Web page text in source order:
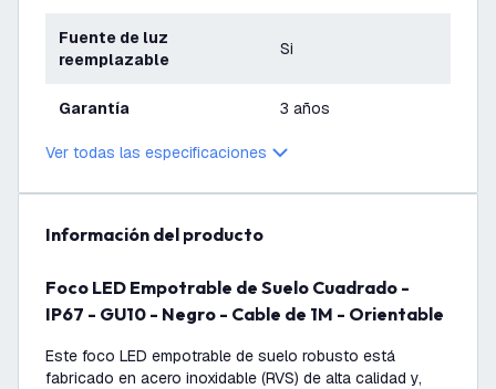
Fuente de luz
reemplazable
Si
Garantía 3 años
Ver todas las especificaciones
información del producto
Foco LED Empotrable de Suelo Cuadrado -
IP67 - GU10 - Negro - Cable de 1M - Orientable
Este foco LED empotrable de suelo robusto está
fabricado en acero inoxidable (RVS) de alta calidad y,